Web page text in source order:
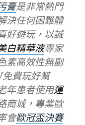
膏是非常熱門
決任何困難體
好遊玩，以誠
白精華液專家
素高效性無副
免費玩好幫
年患者使用運
商城，專業歐
會歐冠盃決賽